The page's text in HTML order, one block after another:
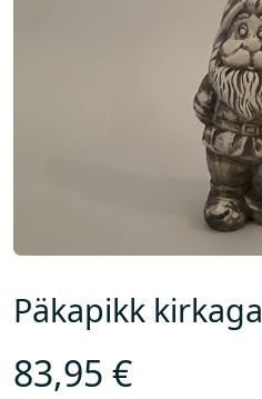
Päkapikk kirkaga
83,95 €